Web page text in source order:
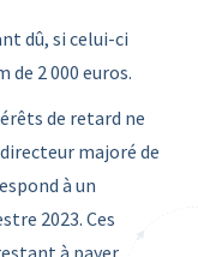
dû, si celui-ci
de 2 000 euros.
de retard ne
majoré de
à un
2023. Ces
à payer.